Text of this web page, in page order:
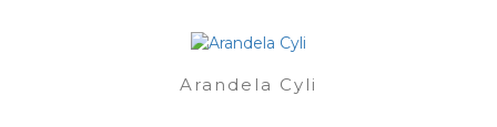
Arandela Cyli